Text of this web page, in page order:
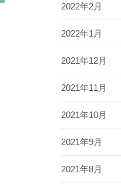
2022年2月
2022年1月
2021年12月
2021年11月
2021年10月
2021年9月
2021年8月